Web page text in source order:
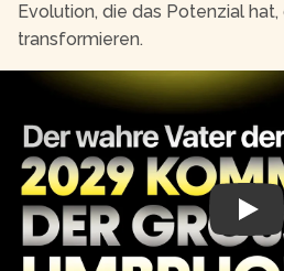
Evolution, die das Potenzial
transformieren.
Play